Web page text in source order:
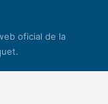
oficial de la